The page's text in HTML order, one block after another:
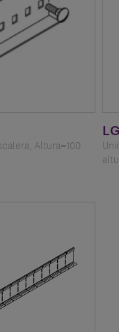
Altura=100